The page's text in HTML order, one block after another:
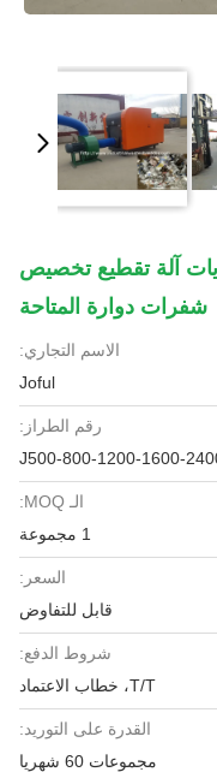
آلة تقطيع تخصيص
شفرات دوارة المتاحة
الاسم التجاري:
Joful
رقم الطراز:
J500-800-1200-1600-
الـ MOQ:
1 مجموعة
السعر:
قابل للتفاوض
شروط الدفع:
T/T، خطاب الاعتماد
القدرة على التوريد:
مجموعات 60 شهريا